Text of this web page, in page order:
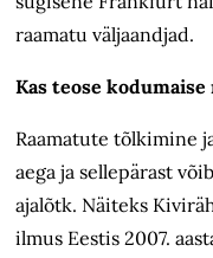
raamatu väljaandjad.
Kas teose
Raamatute tõlkimine
aega ja sellepärast
ajalõtk. Näiteks
ilmus Eestis 2007.